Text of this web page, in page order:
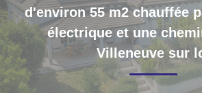
Estimer Vendre
Estimation En Ligne
Biens Vendus
d'environ 55 m2 chauffée
électrique et une
Villeneuve sur